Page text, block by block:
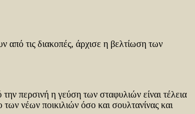
από τις διακοπές, άρχισε η βελτίωση των
περσινή η γεύση των σταφυλιών είναι τέλεια
νέων ποικιλιών όσο και σουλτανίνας και